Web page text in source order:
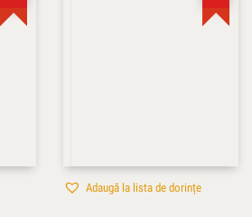
Adaugă la lista de dorințe